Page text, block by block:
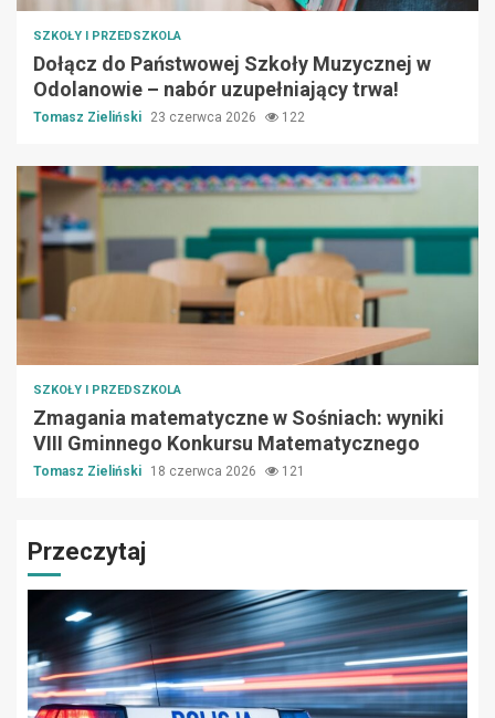
SZKOŁY I PRZEDSZKOLA
Dołącz do Państwowej Szkoły Muzycznej w
Odolanowie – nabór uzupełniający trwa!
Tomasz Zieliński 23 czerwca 2026 122
SZKOŁY I PRZEDSZKOLA
Zmagania matematyczne w Sośniach: wyniki
VIII Gminnego Konkursu Matematycznego
Tomasz Zieliński 18 czerwca 2026 121
Przeczytaj